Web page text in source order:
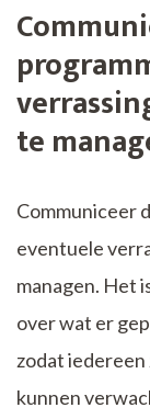
te
Communiceer
eventuele
managen. Het
over wat er
zodat
kunnen